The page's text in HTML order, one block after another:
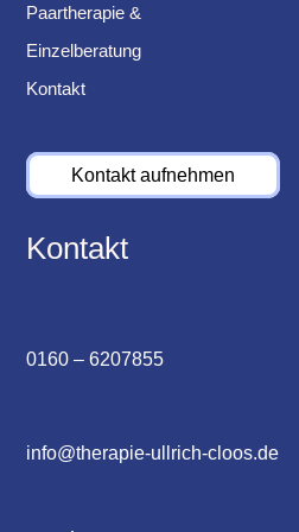
Paartherapie &
Einzelberatung
Kontakt
Kontakt aufnehmen
Kontakt
0160 – 6207855
info@therapie-ullrich-cloos.de